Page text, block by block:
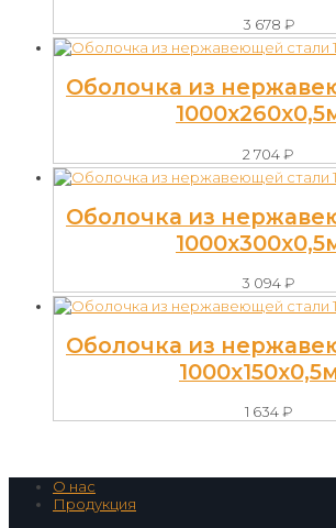
3 678 ₽
Оболочка из
2 704₽
Оболочка из
3 094₽
Оболочка из
1 634₽
О нас
Продукция